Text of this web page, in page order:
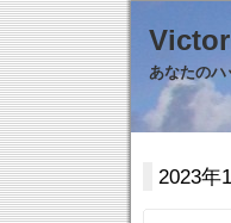
あなたの
2023年